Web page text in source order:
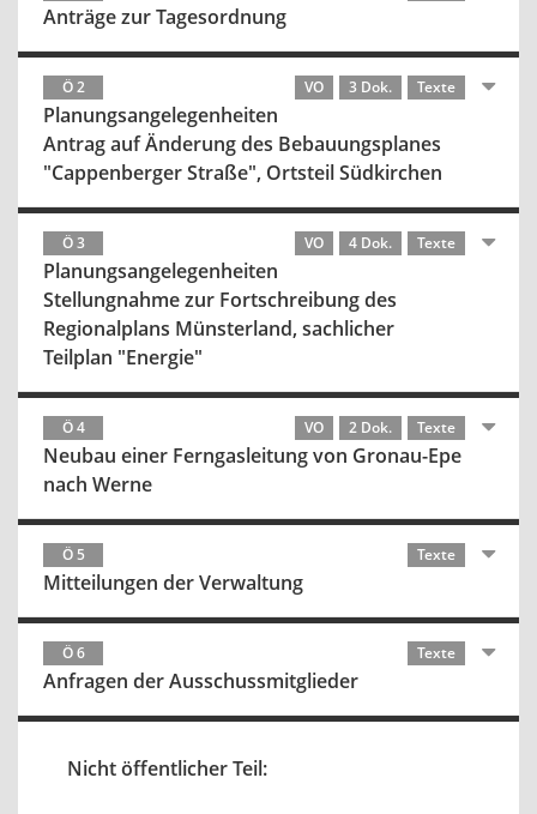
Anträge zur Tagesordnung
Ö 2 VO 3 Dok. Texte
Planungsangelegenheiten
Antrag auf Änderung des Bebauungsplanes
"Cappenberger Straße", Ortsteil Südkirchen
Ö 3 VO 4 Dok. Texte
Planungsangelegenheiten
Stellungnahme zur Fortschreibung des
Regionalplans Münsterland, sachlicher
Teilplan "Energie"
Ö 4 VO 2 Dok. Texte
Neubau einer Ferngasleitung von Gronau-Epe
nach Werne
Ö 5 Texte
Mitteilungen der Verwaltung
Ö 6 Texte
Anfragen der Ausschussmitglieder
Nicht öffentlicher Teil: